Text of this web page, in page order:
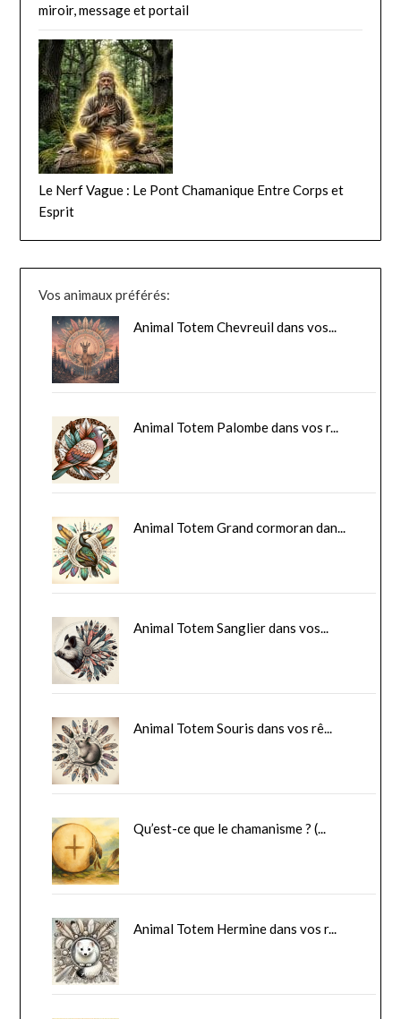
miroir, message et portail
Le Nerf Vague : Le Pont Chamanique Entre Corps et
Esprit
Vos animaux préférés:
Animal Totem Chevreuil dans vos...
Animal Totem Palombe dans vos r...
Animal Totem Grand cormoran dan...
Animal Totem Sanglier dans vos...
Animal Totem Souris dans vos rê...
Qu’est-ce que le chamanisme ? (...
Animal Totem Hermine dans vos r...